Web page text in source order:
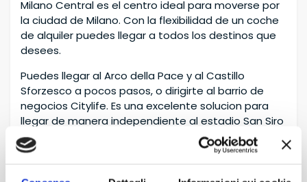
Milano Central es el centro ideal para moverse por
la ciudad de Milano. Con la flexibilidad de un coche
de alquiler puedes llegar a todos los destinos que
desees.
Puedes llegar al Arco della Pace y al Castillo
Sforzesco a pocos pasos, o dirigirte al barrio de
negocios Citylife. Es una excelente solucion para
llegar de manera independiente al estadio San Siro
o hacia los aeropuertos de Linate y Malpensa.